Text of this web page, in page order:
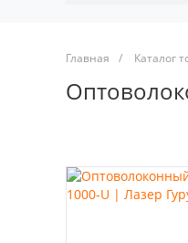
Главная / Каталог